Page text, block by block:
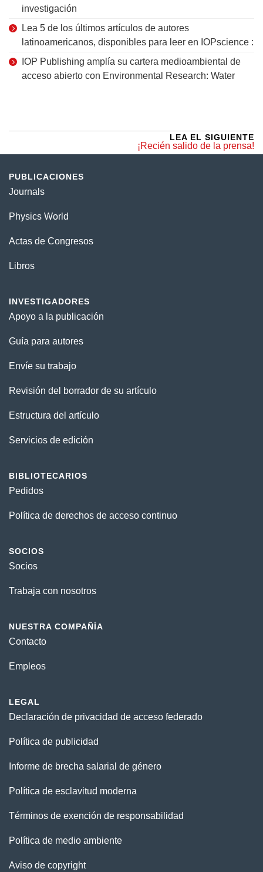
investigación
Lea 5 de los últimos artículos de autores
latinoamericanos, disponibles para leer en IOPscience :
IOP Publishing amplía su cartera medioambiental de
acceso abierto con Environmental Research: Water
LEA EL SIGUIENTE
¡Recién salido de la prensa!
PUBLICACIONES
Journals
Physics World
Actas de Congresos
Libros
INVESTIGADORES
Apoyo a la publicación
Guía para autores
Envíe su trabajo
Revisión del borrador de su artículo
Estructura del artículo
Servicios de edición
BIBLIOTECARIOS
Pedidos
Política de derechos de acceso continuo
SOCIOS
Socios
Trabaja con nosotros
NUESTRA COMPAÑÍA
Contacto
Empleos
LEGAL
Declaración de privacidad de acceso federado
Política de publicidad
Informe de brecha salarial de género
Política de esclavitud moderna
Términos de exención de responsabilidad
Política de medio ambiente
Aviso de copyright